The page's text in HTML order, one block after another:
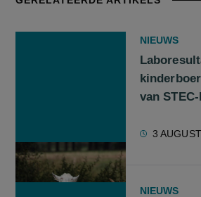
NIEUWS
van
3
NIEUWS